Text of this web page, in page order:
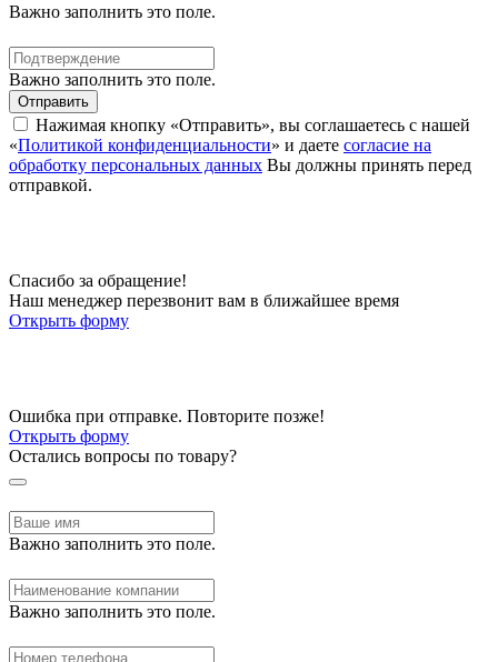
Важно заполнить это поле.
Важно заполнить это поле.
Отправить
Нажимая кнопку «Отправить», вы соглашаетесь с нашей
«Политикой конфиденциальности» и даете согласие на
обработку персональных данных Вы должны принять перед
отправкой.
Спасибо за обращение!
Наш менеджер перезвонит вам в ближайшее время
Открыть форму
Ошибка при отправке. Повторите позже!
Открыть форму
Остались вопросы по товару?
Важно заполнить это поле.
Важно заполнить это поле.